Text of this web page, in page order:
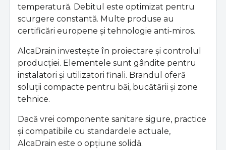
temperatură. Debitul este optimizat pentru
scurgere constantă. Multe produse au
certificări europene și tehnologie anti-miros.
AlcaDrain investește în proiectare și controlul
producției. Elementele sunt gândite pentru
instalatori și utilizatori finali. Brandul oferă
soluții compacte pentru băi, bucătării și zone
tehnice.
Dacă vrei componente sanitare sigure, practice
și compatibile cu standardele actuale,
AlcaDrain este o opțiune solidă.